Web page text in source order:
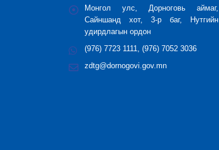
Монгол улс, Дорноговь аймаг,
Сайншанд хот, 3-р баг, Нутгийн
удирдлагын ордон
(976) 7723 1111, (976) 7052 3036
zdtg@dornogovi.gov.mn